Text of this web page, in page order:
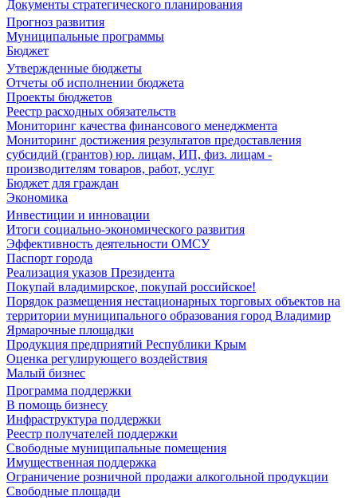
Документы стратегического планирования
Прогноз развития
Муниципальные программы
Бюджет
Утвержденные бюджеты
Отчеты об исполнении бюджета
Проекты бюджетов
Реестр расходных обязательств
Мониторинг качества финансового менеджмента
Мониторинг достижения результатов предоставления
субсидий (грантов) юр. лицам, ИП, физ. лицам -
производителям товаров, работ, услуг
Бюджет для граждан
Экономика
Инвестиции и инновации
Итоги социально-экономического развития
Эффективность деятельности ОМСУ
Паспорт города
Реализация указов Президента
Покупай владимирское, покупай российское!
Порядок размещения нестационарных торговых объектов на
территории муниципального образования город Владимир
Ярмарочные площадки
Продукция предприятий Республики Крым
Оценка регулирующего воздействия
Малый бизнес
Программа поддержки
В помощь бизнесу
Инфраструктура поддержки
Реестр получателей поддержки
Свободные муниципальные помещения
Имущественная поддержка
Ограничение розничной продажи алкогольной продукции
Свободные площади